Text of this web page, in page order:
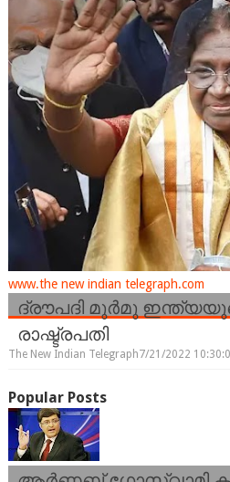
www.the new indian telegraph.com
ദ്രൗപദി മുർമു
രാഷ്ട്രപതി
The New Indian Telegraph7/21/2022
Popular Posts